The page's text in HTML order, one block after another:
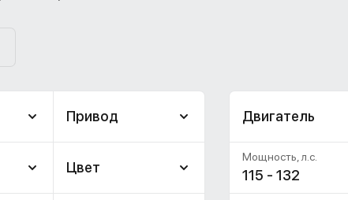
Привод
Цвет
Двигатель
115 - 132
Мощность, л.с.